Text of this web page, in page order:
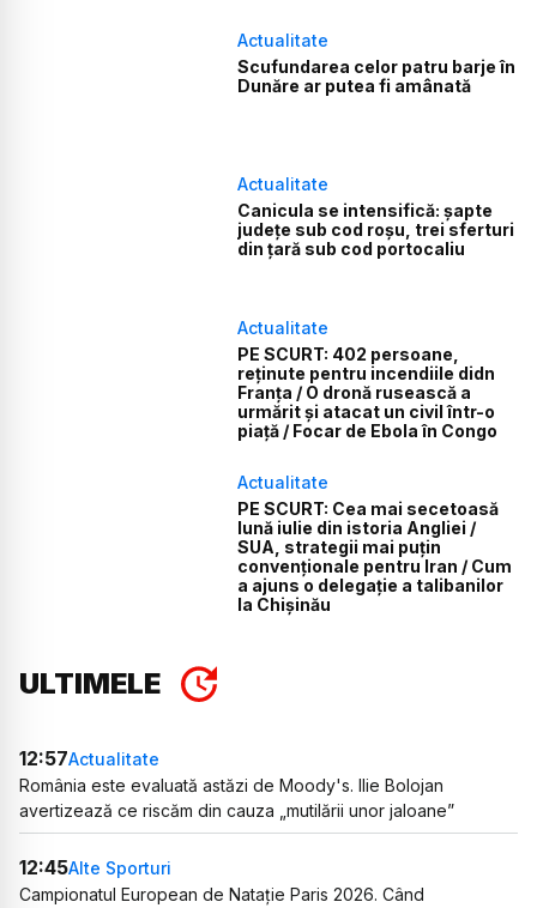
Actualitate
Scufundarea celor patru barje în
Dunăre ar putea fi amânată
Actualitate
Canicula se intensifică: șapte
județe sub cod roșu, trei sferturi
din țară sub cod portocaliu
Actualitate
PE SCURT: 402 persoane,
reținute pentru incendiile didn
Franța / O dronă rusească a
urmărit și atacat un civil într-o
piață / Focar de Ebola în Congo
Actualitate
PE SCURT: Cea mai secetoasă
lună iulie din istoria Angliei /
SUA, strategii mai puțin
convenționale pentru Iran / Cum
a ajuns o delegație a talibanilor
la Chișinău
ULTIMELE
12:57Actualitate
România este evaluată astăzi de Moody's. Ilie Bolojan
avertizează ce riscăm din cauza „mutilării unor jaloane”
12:45Alte Sporturi
Campionatul European de Natație Paris 2026. Când